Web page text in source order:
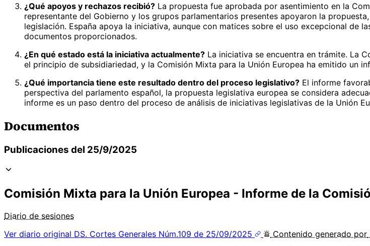
¿Qué apoyos y rechazos recibió? La propuesta fue aprobada por asentimiento en la
representante del Gobierno y los grupos parlamentarios presentes apoyaron la
legislación. España apoya la iniciativa, aunque con matices sobre el uso excepcional de
documentos proporcionados.
¿En qué estado está la iniciativa actualmente? La iniciativa se encuentra en trámite. La
el principio de subsidiariedad, y la Comisión Mixta para la Unión Europea ha emitido un
¿Qué importancia tiene este resultado dentro del proceso legislativo? El informe
perspectiva del parlamento español, la propuesta legislativa europea se considera
informe es un paso dentro del proceso de análisis de iniciativas legislativas de la Unión
Documentos
Publicaciones del 25/9/2025
Comisión Mixta para la Unión Europea - Informe de la
Diario de sesiones
Ver diario original DS. Cortes Generales Núm.109 de 25/09/2025 Contenido generado por